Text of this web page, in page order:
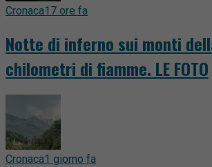
Cronaca17 ore fa
Notte di inferno sui monti
chilometri di fiamme. LE FOTO
Cronaca1 giorno fa